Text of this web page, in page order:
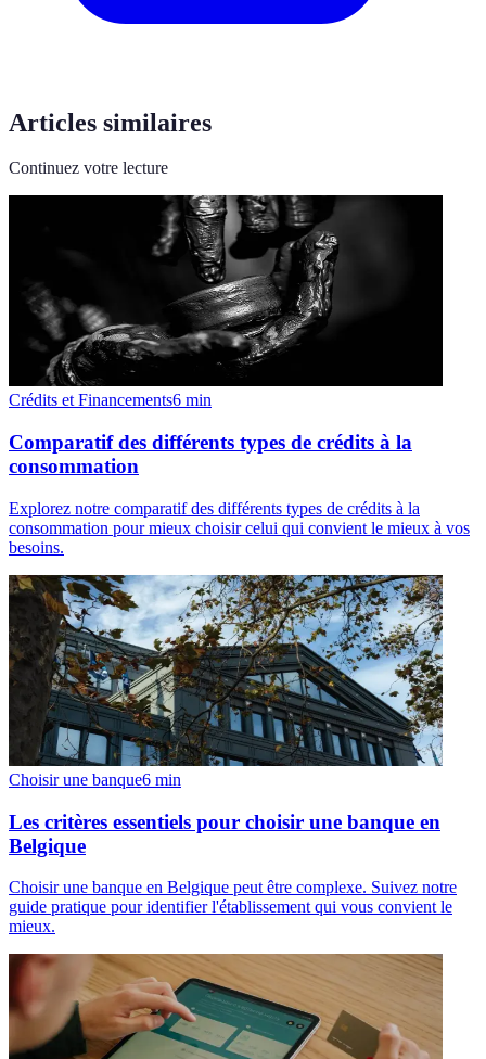
Articles similaires
Continuez votre lecture
Crédits et Financements6 min
Comparatif des différents types de crédits à la
consommation
Explorez notre comparatif des différents types de crédits à la
consommation pour mieux choisir celui qui convient le mieux à vos
besoins.
Choisir une banque6 min
Les critères essentiels pour choisir une banque en
Belgique
Choisir une banque en Belgique peut être complexe. Suivez notre
guide pratique pour identifier l'établissement qui vous convient le
mieux.